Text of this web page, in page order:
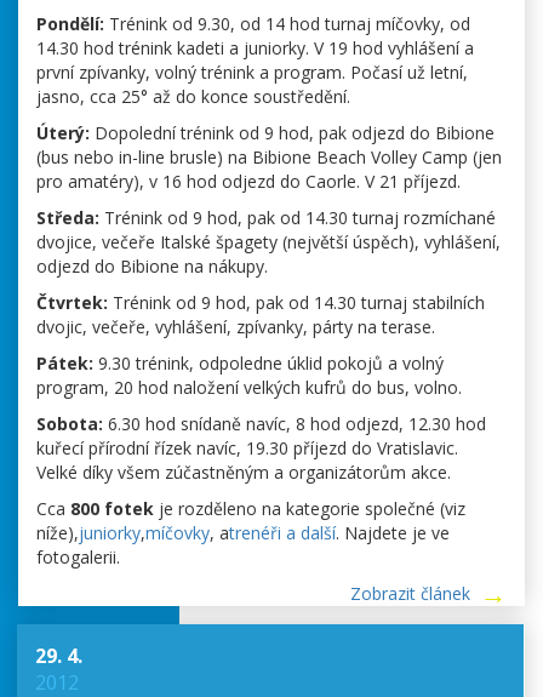
Pondělí: Trénink od 9.30, od 14 hod turnaj míčovky, od
14.30 hod trénink kadeti a juniorky. V 19 hod vyhlášení a
první zpívanky, volný trénink a program. Počasí už letní,
jasno, cca 25° až do konce soustředění.
Úterý: Dopolední trénink od 9 hod, pak odjezd do Bibione
(bus nebo in-line brusle) na Bibione Beach Volley Camp (jen
pro amatéry), v 16 hod odjezd do Caorle. V 21 příjezd.
Středa: Trénink od 9 hod, pak od 14.30 turnaj rozmíchané
dvojice, večeře Italské špagety (největší úspěch), vyhlášení,
odjezd do Bibione na nákupy.
Čtvrtek: Trénink od 9 hod, pak od 14.30 turnaj stabilních
dvojic, večeře, vyhlášení, zpívanky, párty na terase.
Pátek: 9.30 trénink, odpoledne úklid pokojů a volný
program, 20 hod naložení velkých kufrů do bus, volno.
Sobota: 6.30 hod snídaně navíc, 8 hod odjezd, 12.30 hod
kuřecí přírodní řízek navíc, 19.30 příjezd do Vratislavic.
Velké díky všem zúčastněným a organizátorům akce.
Cca 800 fotek je rozděleno na kategorie společné (viz
níže),juniorky,míčovky, atrenéři a další. Najdete je ve
fotogalerii.
Zobrazit článek
29. 4.
2012